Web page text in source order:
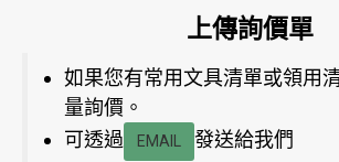
上傳詢價單
如果您有常用文具清單或領用
量詢價。
可透過
EMAIL
發送給我們